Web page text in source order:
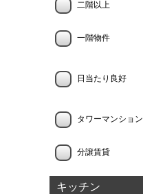
二階以上
一階物件
日当たり良好
タワーマンション
分譲賃貸
キッチン